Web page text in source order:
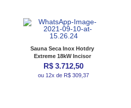
Sauna Seca Inox Hotdry
Extreme 18kW Incisor
R$ 3.712,50
ou 12x de R$ 309,37